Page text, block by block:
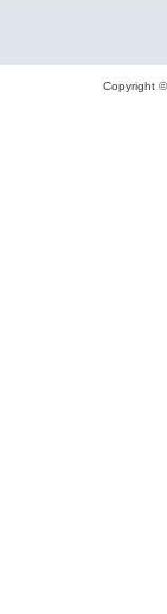
Copyright